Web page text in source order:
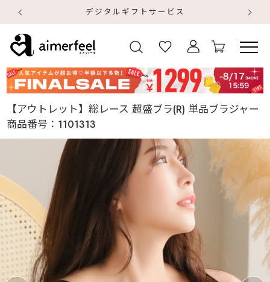
デジタルギフトサービス
【アウトレット】総レース 超盛ブラ(R) 単品ブラジャー
商品番号： 1101313